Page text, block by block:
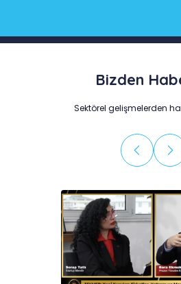
Bizden
Sektörel gelişmelerden